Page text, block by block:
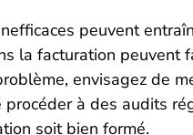
peuvent
la facturation peuvent
envisagez de
procéder à des audits
soit bien formé.